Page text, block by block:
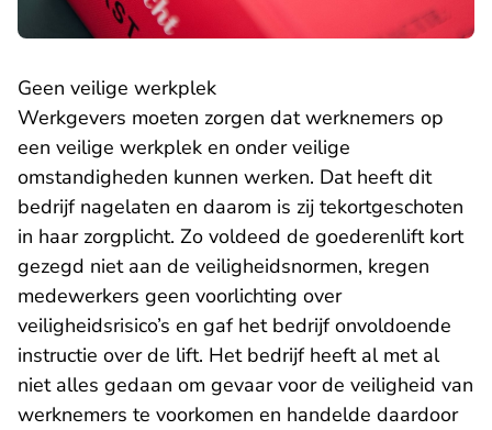
Geen veilige werkplek
Werkgevers moeten zorgen dat werknemers op
een veilige werkplek en onder veilige
omstandigheden kunnen werken. Dat heeft dit
bedrijf nagelaten en daarom is zij tekortgeschoten
in haar zorgplicht. Zo voldeed de goederenlift kort
gezegd niet aan de veiligheidsnormen, kregen
medewerkers geen voorlichting over
veiligheidsrisico’s en gaf het bedrijf onvoldoende
instructie over de lift. Het bedrijf heeft al met al
niet alles gedaan om gevaar voor de veiligheid van
werknemers te voorkomen en handelde daardoor